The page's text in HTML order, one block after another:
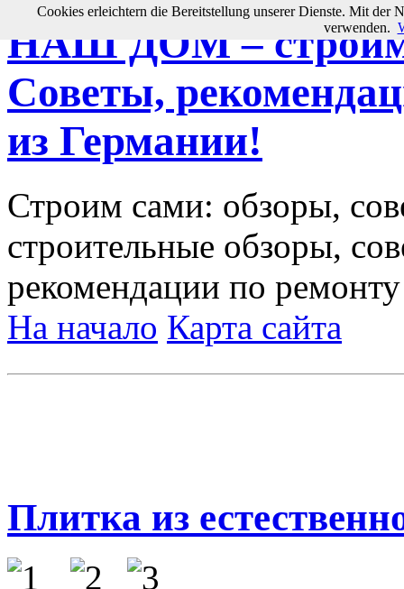
НАШ ДОМ – строим
Советы,
из Германии!
Строим сами: обзоры,
строительные обзоры,
рекомендации по ремонту
На начало Карта сайта
Плитка из
Cookies erleichtern die Bereitstellung unserer Dienste. Mit der
verwenden.